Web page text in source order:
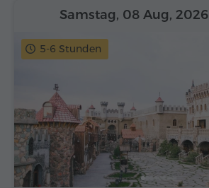
5-6 Stunden
Samstag, 08 Aug, 2026